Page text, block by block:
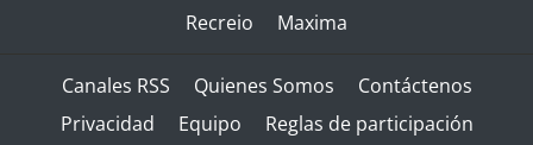
Recreio
Maxima
Canales RSS Quienes Somos
Contáctenos
Privacidad
Equipo Reglas de participación